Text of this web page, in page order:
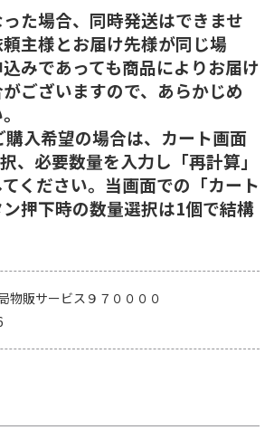
た場合、同時発送はできませ
主様とお届け先様が同じ場
みであっても商品によりお届け
ございますので、あらかじめ
入希望の場合は、カート画面
、必要数量を入力し「再計算」
ください。当画面での「カート
押下時の数量選択は1個で結構
物販サービス９７００００